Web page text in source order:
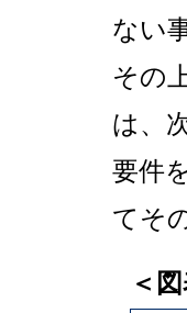
ない
その
は、
要件
てそ
＜